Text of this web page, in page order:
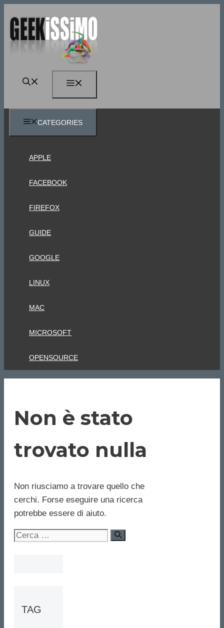
contenuto
CATEGORIES
APPLE
FACEBOOK
FIREFOX
GUIDE
GOOGLE
LINUX
MAC
MICROSOFT
OPENSOURCE
Non è stato
trovato nulla
Non riusciamo a trovare quello che
cerchi. Forse eseguire una ricerca
potrebbe essere di aiuto.
Ricerca
TAG